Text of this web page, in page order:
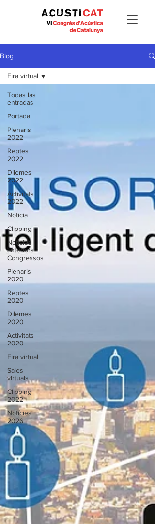
Blog
Todas las
entradas
Portada
Plenaris
2022
Reptes
2022
Dilemes
2022
Activitats
2022
Notícia
Clipping
Notícies
anteriors
Congressos
Plenaris
2020
Reptes
2020
Dilemes
2020
Activitats
2020
Fira virtual
Sales
virtuals
Clipping
2022
Notícies
2026
Fira virtual